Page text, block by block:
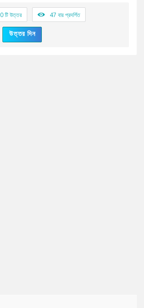
0 টি উত্তর 47 বার প্রদর্শিত
উত্তর দিন